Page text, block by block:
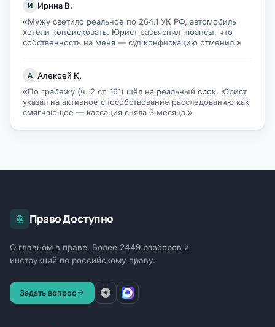
И
Ирина В.
«Мужу светило реальное по 264.1 УК РФ, автомобиль
хотели конфисковать. Юрист разъяснил нюансы, что
собственность на меня — суд конфискацию отменил.»
А Алексей К.
«По грабежу (ч. 2 ст. 161) шёл на реальный срок. Юрист
указал на активное способствование расследованию как
смягчающее — кассация сняла 3 месяца.»
Право Доступно
О главном в праве. Более 2449 разборов и
инструкций по российскому праву.
Задать вопрос